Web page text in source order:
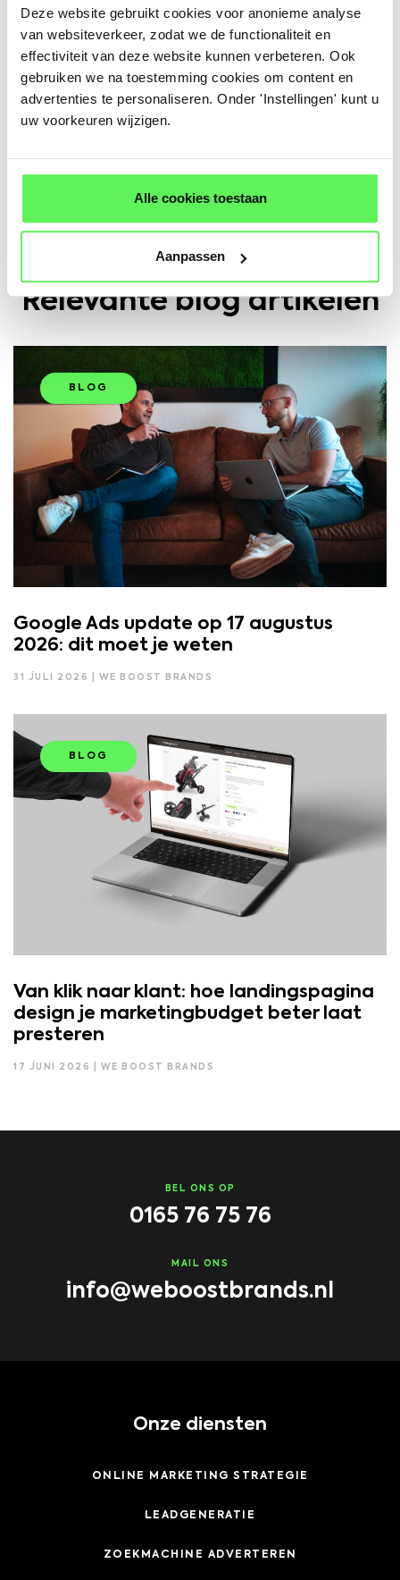
Deze website gebruikt cookies voor anonieme analyse
van websiteverkeer, zodat we de functionaliteit en
effectiviteit van deze website kunnen verbeteren. Ook
gebruiken we na toestemming cookies om content en
advertenties te personaliseren. Onder 'Instellingen' kunt u
uw voorkeuren wijzigen.
Alle cookies toestaan
Aanpassen
omonzesamenwerkingverderteintensiverenen
nóg
meer waarde bieden onze klanten
op
hetplatform.
Wijbedanken alonzeklantenvoor hetvertrouwen
gezamenlijkegroei!
Relevante blog artikelen
BLOG
Google Ads update op 17 augustus
2026: dit moet je weten
31 JULI 2026 | WE BOOST BRANDS
BLOG
Van klik naar klant: hoe landingspagina
design je marketingbudget beter laat
presteren
17 JUNI 2026 | WE BOOST BRANDS
BEL ONS OP
0165 76 75 76
MAIL ONS
info@weboostbrands.nl
Onze diensten
ONLINE MARKETING STRATEGIE
LEADGENERATIE
ZOEKMACHINE ADVERTEREN